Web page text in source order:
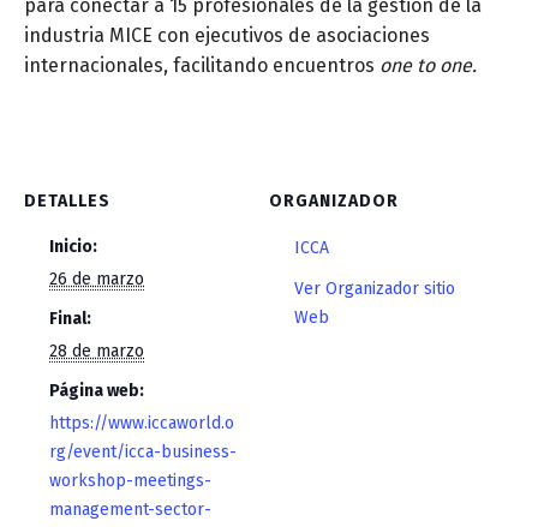
para conectar a 15 profesionales de la gestión de la
industria MICE con ejecutivos de asociaciones
internacionales, facilitando encuentros one to one.
DETALLES
Inicio:
26 de marzo
Final:
28 de marzo
Página web:
https://www.iccaworld.o
rg/event/icca-business-
workshop-meetings-
management-sector-
ORGANIZADOR
ICCA
Ver Organizador sitio
Web